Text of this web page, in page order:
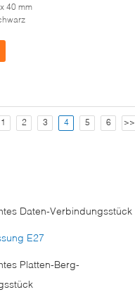
40 mm
1 2 3 4 5 6 >>
Daten-Verbindungsstück
E27
Platten-Berg-